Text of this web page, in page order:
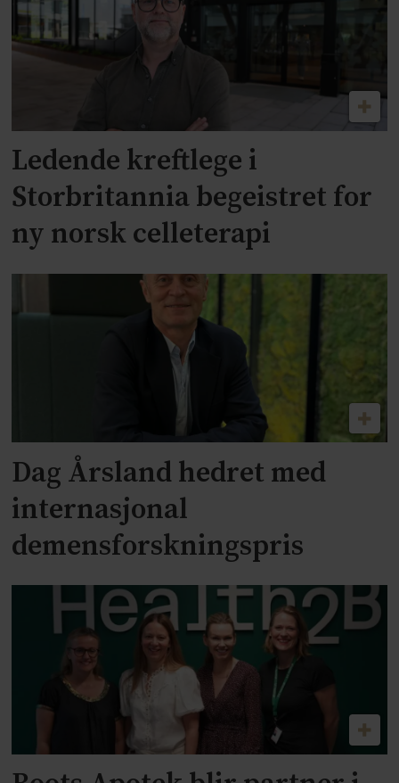
Ledende kreftlege i
Storbritannia begeistret for
ny norsk celleterapi
Dag Årsland hedret med
internasjonal
demensforskningspris